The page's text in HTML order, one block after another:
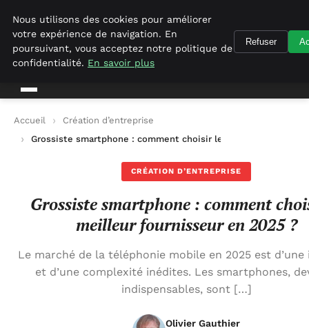
Geekgumbo
Accueil
Création d’entreprise
Grossiste smartphone : comment choisir le meilleur
CRÉATION D’ENTREPRISE
Grossiste smartphone : comment
meilleur fournisseur en 2025 ?
Le marché de la téléphonie mobile en 2025 est
et d’une complexité inédites. Les smartphones,
indispensables, sont […]
Olivier Gauthier
Nous utilisons des cookies pour améliorer
votre expérience de navigation. En
poursuivant, vous acceptez notre politique de
confidentialité. En savoir plus
Refuser